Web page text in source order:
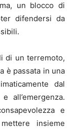
un blocco di
difendersi da
di un terremoto,
è passata in una
dal
all’emergenza.
e
insieme